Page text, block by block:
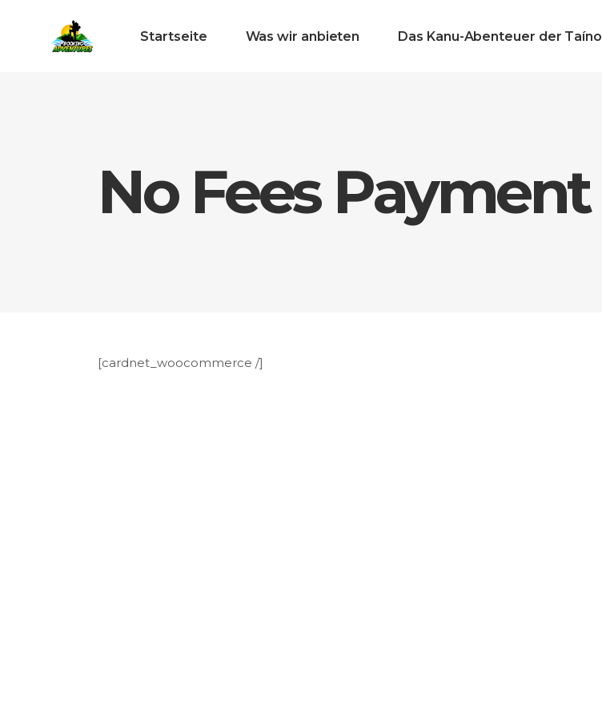
Startseite Was wir anbieten Das Kanu-Abenteuer der Taíno
No Fees Payment
[cardnet_woocommerce /]